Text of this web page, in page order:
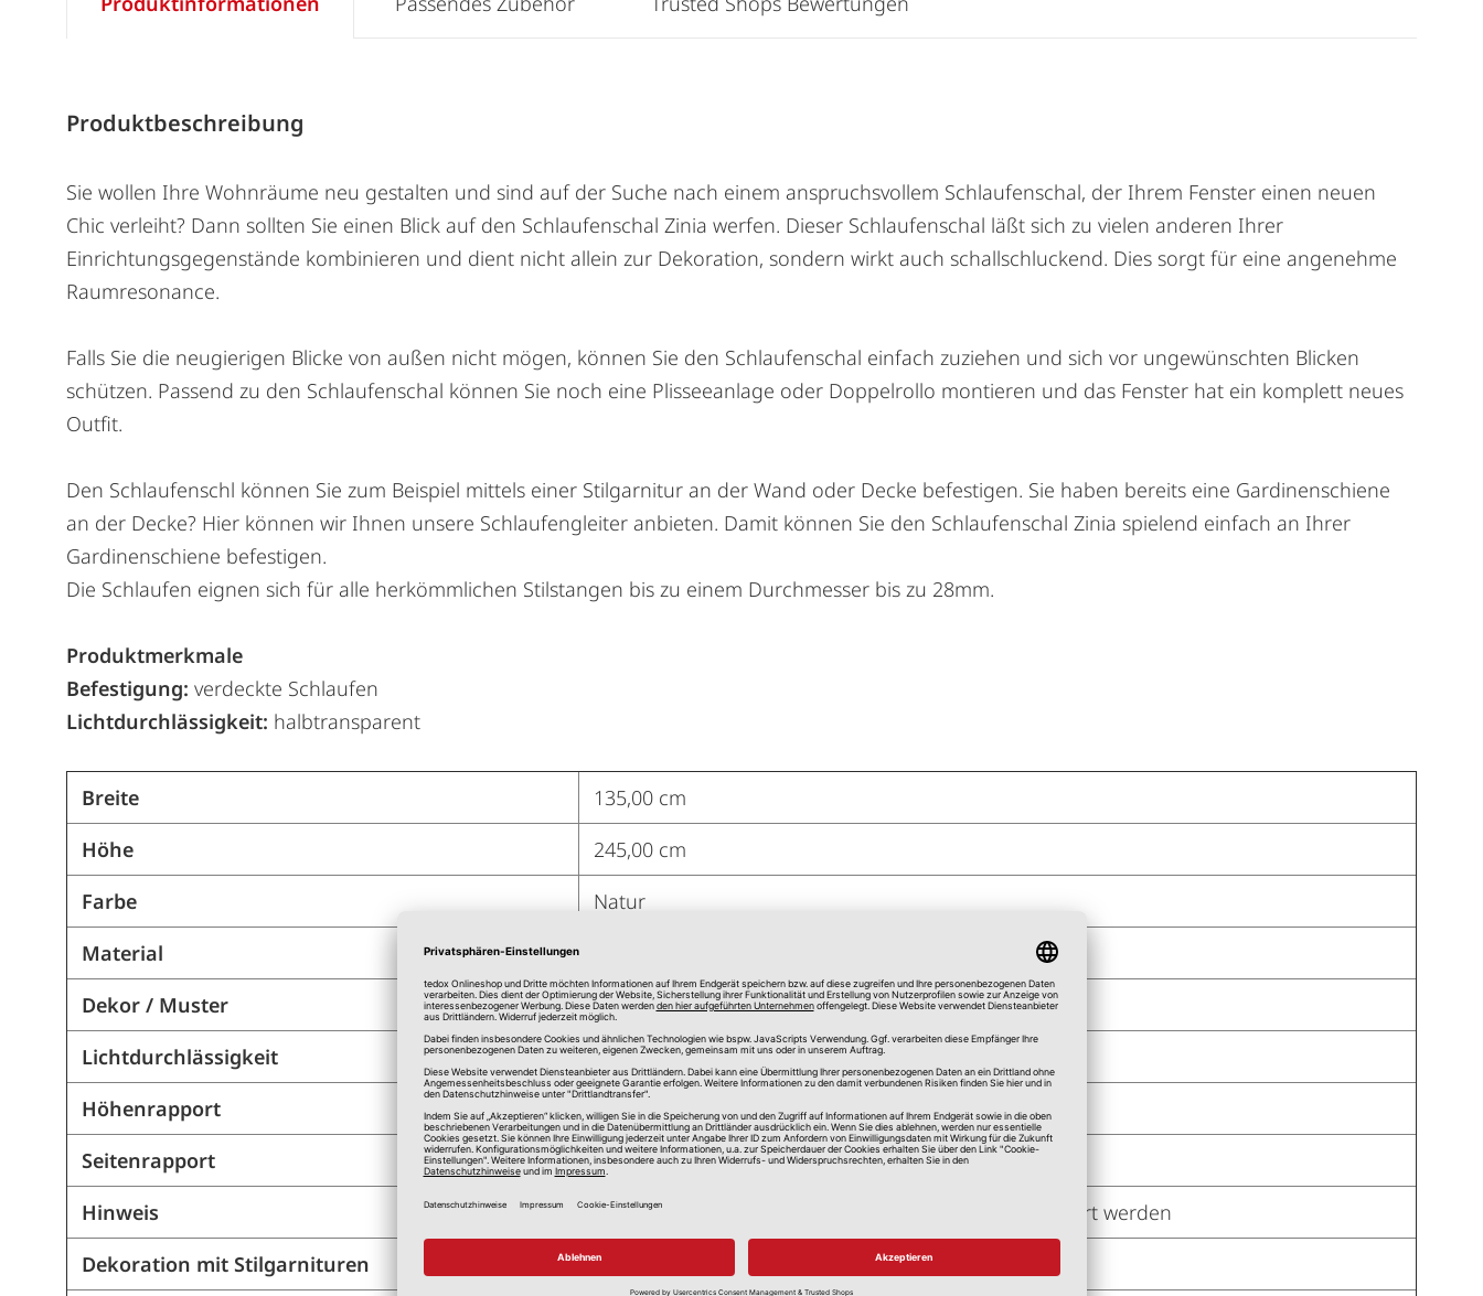
Produktbeschreibung
Sie wollen Ihre Wohnräume neu gestalten und sind auf der Suche nach einem anspruchsvollem Schlaufenschal, der Ihrem Fenster einen neuen
Chic verleiht? Dann sollten Sie einen Blick auf den Schlaufenschal Zinia werfen. Dieser Schlaufenschal läßt sich zu vielen anderen Ihrer
Einrichtungsgegenstände kombinieren und dient nicht allein zur Dekoration, sondern wirkt auch schallschluckend. Dies sorgt für eine angenehme
Raumresonance.
Falls Sie die neugierigen Blicke von außen nicht mögen, können Sie den Schlaufenschal einfach zuziehen und sich vor ungewünschten Blicken
schützen. Passend zu den Schlaufenschal können Sie noch eine Plisseeanlage oder Doppelrollo montieren und das Fenster hat ein komplett neues
Outfit.
Den Schlaufenschl können Sie zum Beispiel mittels einer Stilgarnitur an der Wand oder Decke befestigen. Sie haben bereits eine Gardinenschiene
an der Decke? Hier können wir Ihnen unsere Schlaufengleiter anbieten. Damit können Sie den Schlaufenschal Zinia spielend einfach an Ihrer
Gardinenschiene befestigen.
Die Schlaufen eignen sich für alle herkömmlichen Stilstangen bis zu einem Durchmesser bis zu 28mm.
Produktmerkmale
Befestigung: verdeckte Schlaufen
Lichtdurchlässigkeit: halbtransparent
Breite
135,00 cm
Höhe
245,00 cm
Farbe
Natur
Material
Dekor / Muster
Streifen
Lichtdurchlässigkeit
Halbtransparent
Höhenrapport
k.A.
Seitenrapport
k.A.
Hinweis
Kann mit Schlaufengleitern auch an Schienen dekoriert werden
Dekoration mit Stilgarnituren
Ja